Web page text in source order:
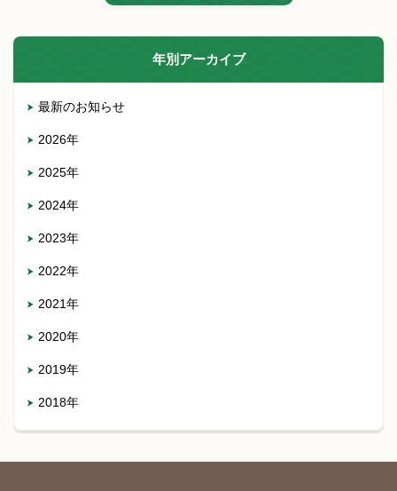
年別アーカイブ
最新のお知らせ
2026年
2025年
2024年
2023年
2022年
2021年
2020年
2019年
2018年